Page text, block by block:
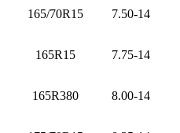
165/70R15 7.50-14
165R15 7.75-14
165R380 8.00-14